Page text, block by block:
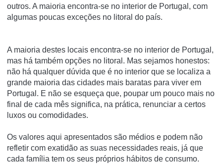
outros. A maioria encontra-se no interior de Portugal, com
algumas poucas exceções no litoral do país.
A maioria destes locais encontra-se no interior de Portugal,
mas há também opções no litoral. Mas sejamos honestos:
não há qualquer dúvida que é no interior que se localiza a
grande maioria das cidades mais baratas para viver em
Portugal. E não se esqueça que, poupar um pouco mais no
final de cada mês significa, na prática, renunciar a certos
luxos ou comodidades.
Os valores aqui apresentados são médios e podem não
refletir com exatidão as suas necessidades reais, já que
cada família tem os seus próprios hábitos de consumo.